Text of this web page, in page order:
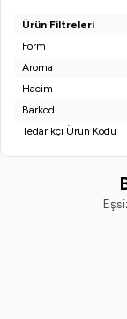
Ürün Filtreleri
Form
Aroma
Hacim
Barkod
Tedarikçi Ürün Kodu